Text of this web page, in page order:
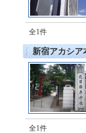
全1件
新宿アカシア
全1件